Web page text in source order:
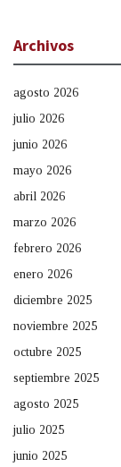
Archivos
agosto 2026
julio 2026
junio 2026
mayo 2026
abril 2026
marzo 2026
febrero 2026
enero 2026
diciembre 2025
noviembre 2025
octubre 2025
septiembre 2025
agosto 2025
julio 2025
junio 2025